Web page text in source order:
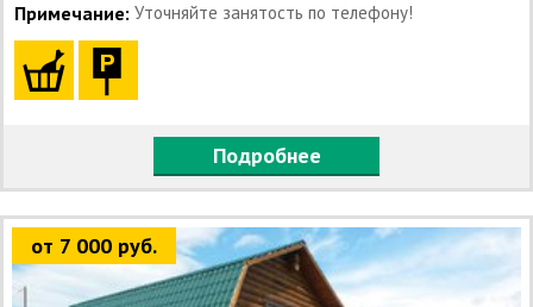
Примечание: Уточняйте занятость по телефону!
Подробнее
от 7 000 руб.